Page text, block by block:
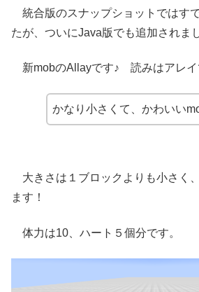
統合版のスナップショットではす
たが、ついにJava版でも追加されま
新mobのAllayです♪ 読みはアレイ
かなり小さくて、かわいい
大きさは１ブロックよりも小さく
ます！
体力は10、ハート５個分です。